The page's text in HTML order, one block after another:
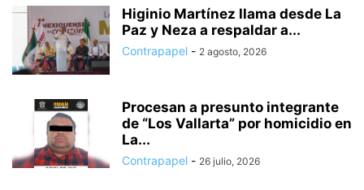
ATENCO ATIZAPÁN
AZCAPOTZALCO CALIMAYA CALPULALPAN CDMX
CHAPA DE MOTA CHAPINGO CHIAUTLA CHICOLOAPAN
CHICONCUAC
CUAUTITLÁN IZCALLI CUAUTLA CULTURA DEPORTE ECATEPEC
ECATZINGO EDUCACIÓN ELECCIÓN ESTADO DE MÉXICO
ELECCIONES EDOMEX
Higinio Martínez llama desde La
Paz y Neza a respaldar a...
Contrapapel - 2 agosto, 2026
Procesan a presunto integrante
de “Los Vallarta” por homicidio en
La...
Contrapapel - 26 julio, 2026